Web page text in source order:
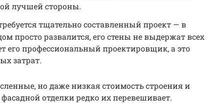
лучшей стороны.
тщательно составленный проект — в
просто развалится, его стены не выдержат всех
его профессиональный проектировщик, а это
затрат.
но даже низкая стоимость строения и
отделки редко их перевешивает.